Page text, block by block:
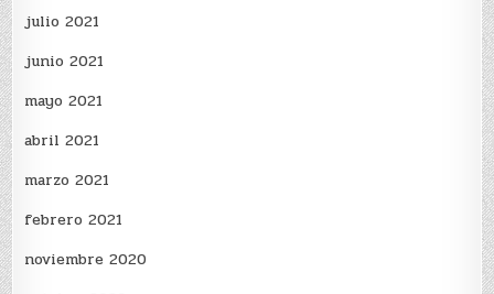
julio 2021
junio 2021
mayo 2021
abril 2021
marzo 2021
febrero 2021
noviembre 2020